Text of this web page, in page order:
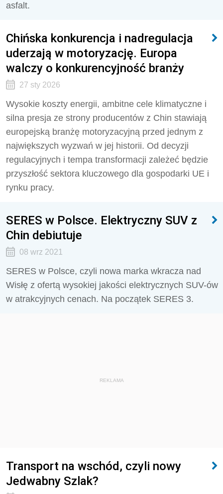
asfalt.
Chińska konkurencja i nadregulacja
uderzają w motoryzację. Europa
walczy o konkurencyjność branży
27 sty 2026
Wysokie koszty energii, ambitne cele klimatyczne i
silna presja ze strony producentów z Chin stawiają
europejską branżę motoryzacyjną przed jednym z
największych wyzwań w jej historii. Od decyzji
regulacyjnych i tempa transformacji zależeć będzie
przyszłość sektora kluczowego dla gospodarki UE i
rynku pracy.
SERES w Polsce. Elektryczny SUV z
Chin debiutuje
08 wrz 2021
SERES w Polsce, czyli nowa marka wkracza nad
Wisłę z ofertą wysokiej jakości elektrycznych SUV-ów
w atrakcyjnych cenach. Na początek SERES 3.
REKLAMA
Transport na wschód, czyli nowy
Jedwabny Szlak?